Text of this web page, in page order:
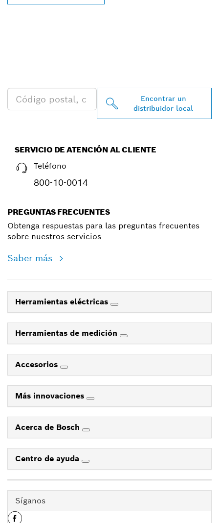
Encontrar un
distribuidor local
SERVICIO DE ATENCIÓN AL CLIENTE
Teléfono
800-10-0014
PREGUNTAS FRECUENTES
Obtenga respuestas para las preguntas frecuentes
sobre nuestros servicios
Saber más
Herramientas eléctricas
Herramientas de medición
Accesorios
Más innovaciones
Acerca de Bosch
Centro de ayuda
Síganos